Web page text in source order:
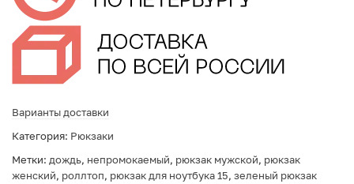
Варианты доставки
Категория: Рюкзаки
Метки: дождь, непромокаемый, рюкзак мужской, рюкзак
женский, роллтоп, рюкзак для ноутбука 15, зеленый рюкзак